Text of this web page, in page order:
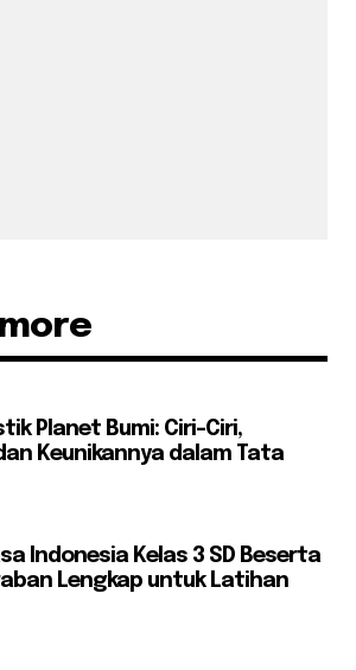
Planet Bumi: Ciri-Ciri,
Keunikannya dalam Tata
Indonesia Kelas 3 SD Beserta
Lengkap untuk Latihan